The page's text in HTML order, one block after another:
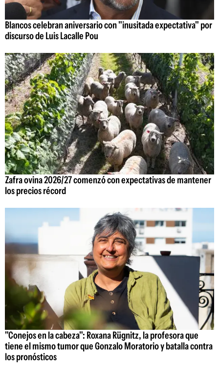
Blancos celebran aniversario con "inusitada expectativa" por
discurso de Luis Lacalle Pou
Zafra ovina 2026/27 comenzó con expectativas de mantener
los precios récord
"Conejos en la cabeza": Roxana Rügnitz, la profesora que
tiene el mismo tumor que Gonzalo Moratorio y batalla contra
los pronósticos